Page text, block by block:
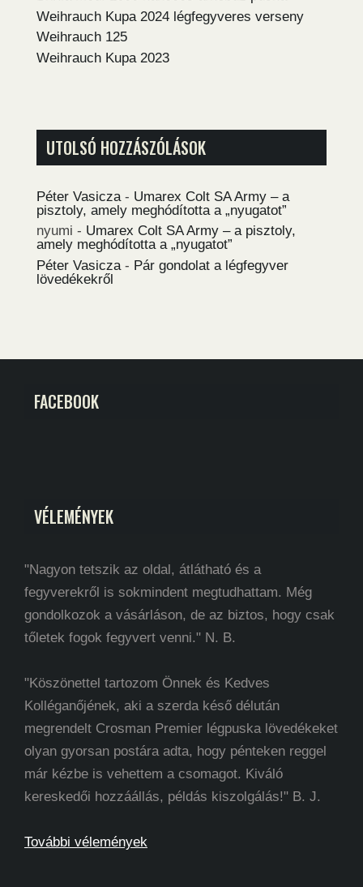
Weihrauch Kupa 2024 légfegyveres verseny
Weihrauch 125
Weihrauch Kupa 2023
UTOLSÓ HOZZÁSZÓLÁSOK
Péter Vasicza - Umarex Colt SA Army – a
pisztoly, amely meghódította a „nyugatot”
nyumi - Umarex Colt SA Army – a pisztoly,
amely meghódította a „nyugatot”
Péter Vasicza - Pár gondolat a légfegyver
lövedékekről
FACEBOOK
VÉLEMÉNYEK
"Nagyon tetszik az oldal, átlátható és a
fegyverekről is sokmindent megtudhattam. Még
gondolkozok a vásárláson, de az biztos, hogy csak
tőletek fogok fegyvert venni." N. B.
"Köszönettel tartozom Önnek és Kedves
Kolléganőjének, aki a szerda késő délután
megrendelt Crosman Premier légpuska lövedékeket
olyan gyorsan postára adta, hogy pénteken reggel
már kézbe is vehettem a csomagot. Kiváló
kereskedői hozzáállás, példás kiszolgálás!" B. J.
További vélemények